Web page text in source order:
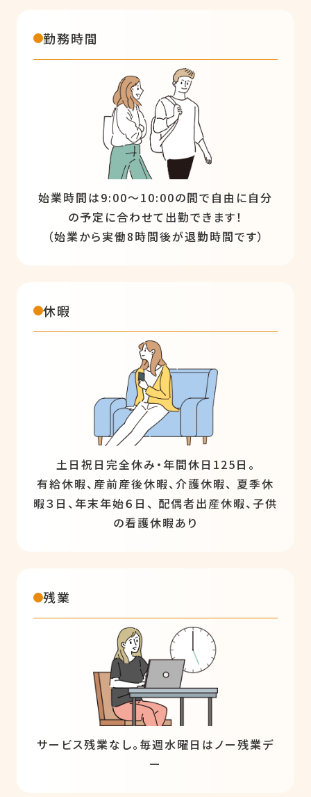
勤務時間
始業時間は9:00～10:00の間で自由に自分
の予定に合わせて出勤できます！
（始業から実働8時間後が退勤時間です）
休暇
土日祝日完全休み・年間休日125日。
有給休暇、産前産後休暇、介護休暇、 夏季休
暇３日、年末年始６日、 配偶者出産休暇、子供
の看護休暇あり
残業
サービス残業なし。毎週水曜日はノー残業デ
ー